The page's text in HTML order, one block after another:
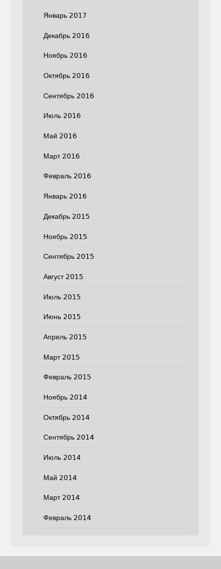
Январь 2017
Декабрь 2016
Ноябрь 2016
Октябрь 2016
Сентябрь 2016
Июль 2016
Май 2016
Март 2016
Февраль 2016
Январь 2016
Декабрь 2015
Ноябрь 2015
Сентябрь 2015
Август 2015
Июль 2015
Июнь 2015
Апрель 2015
Март 2015
Февраль 2015
Ноябрь 2014
Октябрь 2014
Сентябрь 2014
Июль 2014
Май 2014
Март 2014
Февраль 2014